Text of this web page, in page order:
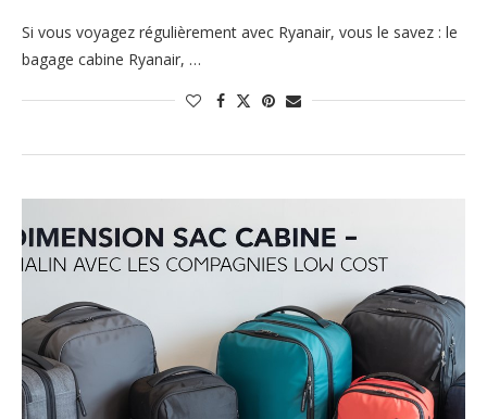
Si vous voyagez régulièrement avec Ryanair, vous le savez : le
bagage cabine Ryanair, …